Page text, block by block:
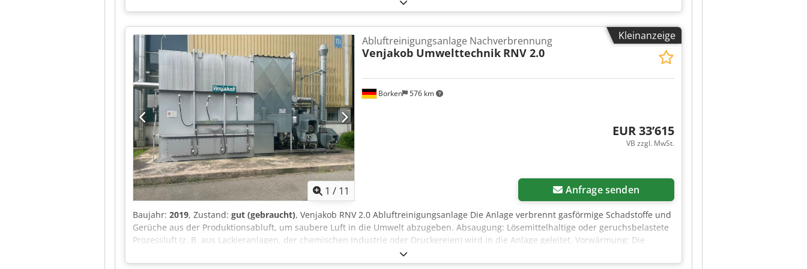
20182138 Baujahr: 2018 Einspeisung: TNC-S 400V AC/N/PE Frequenz: 50 Hz Leistung: 195 kW Max. Stromaufnahme: 375 A Wenn Sie
Rückfragen haben oder mehr Informationen benötigen, schreiben Sie uns gerne eine Nachricht oder rufen uns an.
Kleinanzeige
1 / 11
Borken 576 km
Abluftreinigungsanlage Nachverbrennung
Venjakob Umwelttechnik RNV 2.0
EUR 33’615
VB zzgl. MwSt.
Anfrage senden
Baujahr: 2019, Zustand: gut (gebraucht), Venjakob RNV 2.0 Abluftreinigungsanlage Die Anlage verbrennt gasförmige Schadstoffe und
Gerüche aus der Produktionsabluft, um saubere Luft in die Umwelt abzugeben. Absaugung: Lösemittelhaltige oder geruchsbelastete
Prozessluft (z. B. aus Lackieranlagen, der chemischen Industrie oder Druckereien) wird in die Anlage geleitet. Vorwärmung: Die
belastete Luft strömt durch interne keramische Wärmespeicher und wird extrem stark erhitzt. Verbrennung (Oxidation): In der
Brennkammer zündet der Erdgaseinzug (der Stützbrenner) die Luft. Bei einer Temperatur von bis zu 850 °C zerfallen die organischen